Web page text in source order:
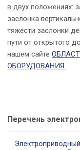
в двух положениях:
заслонка
тяжести заслонки
пути от открытого
нашем сайте
ОБОРУДОВАНИЯ.
Перечень